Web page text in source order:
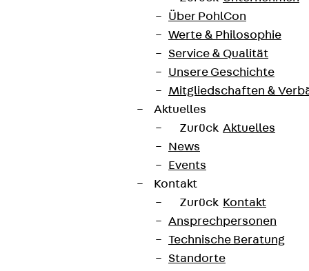
Über PohlCon
Werte & Philosophie
Service & Qualität
Unsere Geschichte
Mitgliedschaften &
Aktuelles
Zurück Aktuelles
News
Events
Kontakt
Zurück Kontakt
Ansprechpersonen
Technische Beratung
Standorte